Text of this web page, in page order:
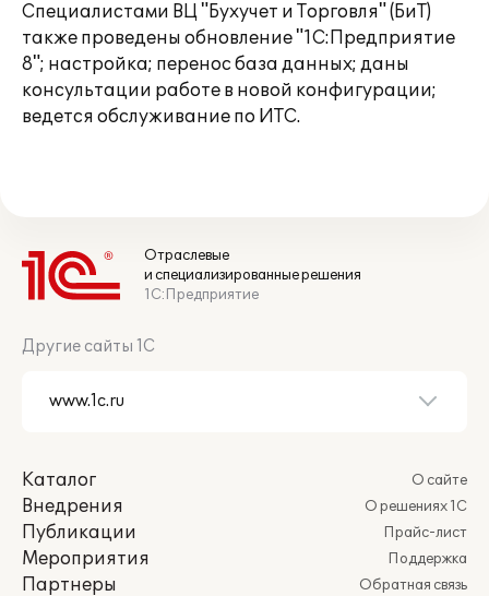
Специалистами ВЦ "Бухучет и Торговля" (БиТ)
также проведены обновление "1С:Предприятие
8"; настройка; перенос база данных; даны
консультации работе в новой конфигурации;
ведется обслуживание по ИТС.
Отраслевые
и специализированные решения
1С:Предприятие
Другие сайты 1С
Каталог
Внедрения
Публикации
Мероприятия
Партнеры
О сайте
О решениях 1С
Прайс-лист
Поддержка
Обратная связь